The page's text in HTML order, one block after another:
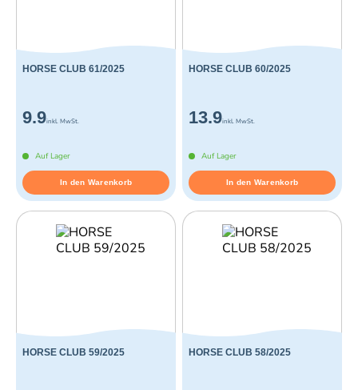
HORSE CLUB 61/2025
9.9inkl. MwSt.
Auf Lager
In den Warenkorb
HORSE CLUB 60/2025
13.9inkl. MwSt.
Auf Lager
In den Warenkorb
HORSE CLUB 59/2025 HORSE CLUB 58/2025